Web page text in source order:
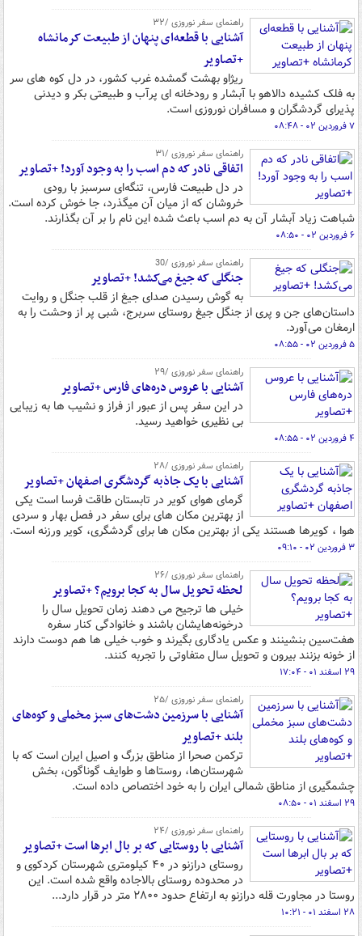
راهنمای سفر نوروزی /۳۲
آشنایی با قطعه‌ای پنهان از طبیعت کرمانشاه
+تصاویر
ریژاو بهشت گمشده غرب کشور، در دل کوه های سر
به فلک کشیده دالاهو با آبشار و رودخانه ای پرآب و طبیعتی بکر و دیدنی
پذیرای گردشگران و مسافران نوروزی است.
۷ فروردین ۰۲ - ۰۸:۴۸
راهنمای سفر نوروزی /۳۱
اتفاقی نادر که دم اسب را به وجود آورد! +تصاویر
در دل طبیعت فارس، تنگه‌ای سرسبز با رودی
خروشان که از میان آن میگذرد، جا خوش کرده است.
شباهت زیاد آبشار آن به دم اسب باعث شده این نام را بر آن بگذارند.
۶ فروردین ۰۲ - ۰۸:۵۰
راهنمای سفر نوروزی /30
جنگلی که جیغ می‌کشد! +تصاویر
به گوش رسیدن صدای جیغ از قلب جنگل و روایت
داستان‌های جن و پری از جنگل جیغ روستای سربرج، شبی پر از وحشت را به
ارمغان می‌آورد.
۵ فروردین ۰۲ - ۰۸:۵۵
راهنمای سفر نوروزی /۲۹
آشنایی با عروس دره‌های فارس +تصاویر
در این سفر پس از عبور از فراز و نشیب ها به زیبایی
بی نظیری خواهید رسید.
۴ فروردین ۰۲ - ۰۸:۵۵
راهنمای سفر نوروزی /۲۸
آشنایی با یک جاذبه گردشگری اصفهان +تصاویر
گرمای هوای کویر در تابستان طاقت فرسا است یکی
از بهترین مکان های برای سفر در فصل بهار و سردی
هوا ، کویرها هستند یکی از بهترین مکان ها برای گردشگری، کویر ورزنه است.
۳ فروردین ۰۲ - ۰۹:۱۰
راهنمای سفر نوروزی /۲۶
لحظه تحویل سال به کجا برویم؟ +تصاویر
خیلی ها ترجیح می دهند زمان تحویل سال را
درخونه‌هایشان باشند و خانوادگی کنار سفره
هفت‌سین بنشینند و عکس یادگاری بگیرند و خوب خیلی ها هم دوست دارند
از خونه بزنند بیرون و تحویل سال متفاوتی را تجربه کنند.
۲۹ اسفند ۰۱ - ۱۷:۰۴
راهنمای سفر نوروزی /۲۵
آشنایی با سرزمین دشت‌های سبز مخملی و کوه‌های
بلند +تصاویر
ترکمن صحرا از مناطق بزرگ و اصیل ایران است که با
شهرستان‌ها، روستاها و طوایف گوناگون، بخش
چشمگیری از مناطق شمالی ایران را به خود اختصاص داده است.
۲۹ اسفند ۰۱ - ۰۸:۵۰
راهنمای سفر نوروزی /۲۴
آشنایی با روستایی که بر بال ابرها است +تصاویر
روستای درازنو در ۴۰ کیلومتری شهرستان کردکوی و
در محدوده روستای بالاجاده واقع شده است. این
روستا در مجاورت قله درازنو به ارتفاع حدود ۲۸۰۰ متر در قرار دارد...
۲۸ اسفند ۰۱ - ۱۰:۲۱